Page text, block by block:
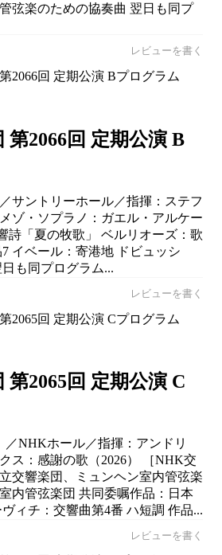
弦楽のための協奏曲 翌日も同プ
レビューを書く
2066回 定期公演 B
サントリーホール／指揮：ステフ
ゾ・ソプラノ：ガエル・アルケー
詩「夏の牧歌」 ベルリオーズ：歌
イベール：寄港地 ドビュッシ
も同プログラム...
レビューを書く
2065回 定期公演 C
／NHKホール／指揮：アンドリ
ス：感謝の歌（2026） ［NHK交
交響楽団、ミュンヘン室内管弦楽
内管弦楽団 共同委嘱作品：日本
ィチ：交響曲第4番 ハ短調 作品...
レビューを書く